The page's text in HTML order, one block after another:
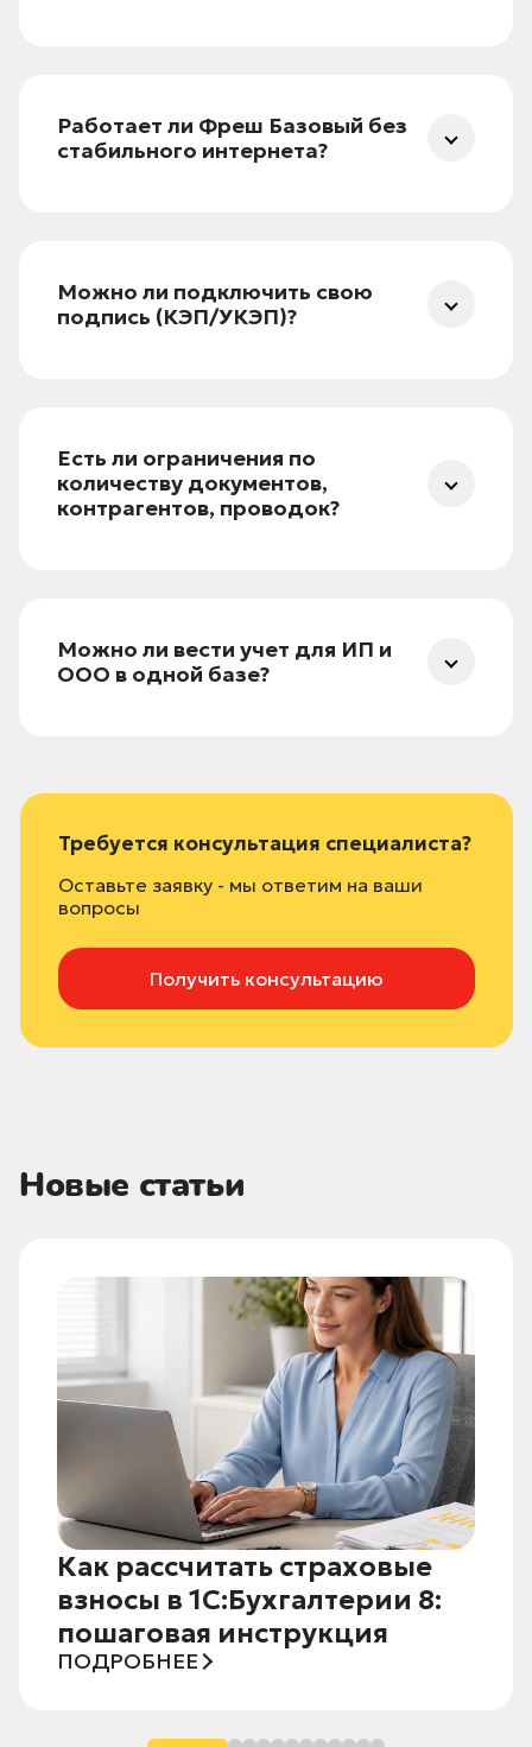
1С:Предприятие 8.3.
Работает ли Фреш Базовый без
стабильного интернета?
Можно ли подключить свою
подпись (КЭП/УКЭП)?
стороннюю КЭП.
Есть ли ограничения по
количеству документов,
контрагентов, проводок?
Можно ли вести учет для ИП и
ООО в одной базе?
только с одним ИП.
Требуется консультация специалиста?
Оставьте заявку - мы ответим на ваши
вопросы
Получить консультацию
Новые статьи
Как рассчитать страховые
взносы в 1С:Бухгалтерии 8:
пошаговая инструкция
ПОДРОБНЕЕ